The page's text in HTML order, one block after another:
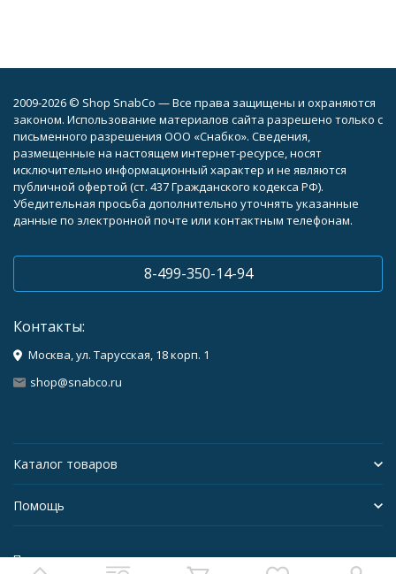
2009-2026 © Shop SnabCo — Все права защищены и охраняются
законом. Использование материалов сайта разрешено только с
письменного разрешения ООО «Снабко». Сведения,
размещенные на настоящем интернет-ресурсе, носят
исключительно информационный характер и не являются
публичной офертой (ст. 437 Гражданского кодекса РФ).
Убедительная просьба дополнительно уточнять указанные
данные по электронной почте или контактным телефонам.
8-499-350-14-94
Контакты:
Москва, ул. Тарусская, 18 корп. 1
shop@snabco.ru
Каталог товаров
Помощь
Политика персональных данных